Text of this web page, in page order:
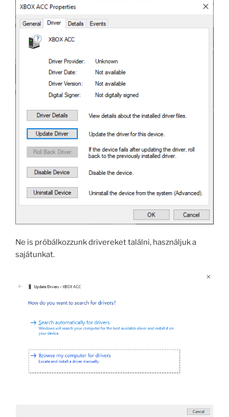
Ne is próbálkozzunk drivereket találni, használjuk a
sajátunkat.